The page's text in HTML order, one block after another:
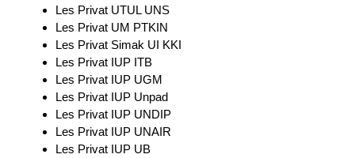
Les Privat UTUL UNS
Les Privat UM PTKIN
Les Privat Simak UI KKI
Les Privat IUP ITB
Les Privat IUP UGM
Les Privat IUP Unpad
Les Privat IUP UNDIP
Les Privat IUP UNAIR
Les Privat IUP UB